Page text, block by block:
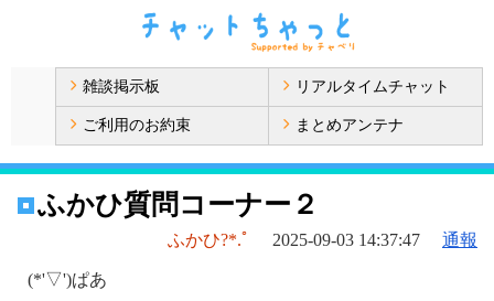
雑談掲示板 リアルタイムチャット
ご利用のお約束 まとめアンテナ
ふかひ質問コーナー２
ふかひ?*.ﾟ 2025-09-03 14:37:47 通報
(*'▽')ぱあ